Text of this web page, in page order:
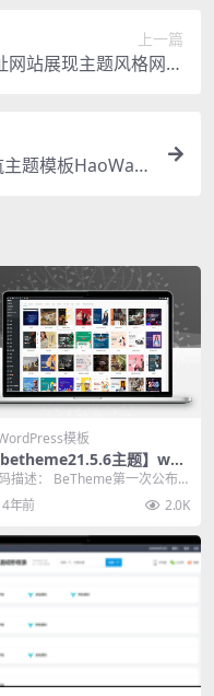
上一篇
站展现主题风格网站
题模板HaoWa1.
模板
betheme21.5.6主题】wor
最新版本电商blog新
道站内置500+模版
描述： BeTheme第一次公布
年5月21日，自那时候至
现有数...
4年前 2.0K